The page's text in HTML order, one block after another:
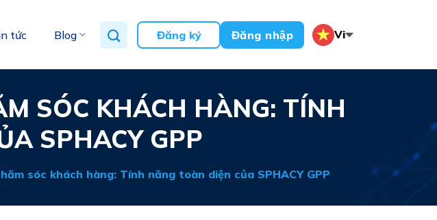
tức Blog Đăng ký Đăng nhập Vi
SÓC KHÁCH HÀNG: TÍNH
SPHACY GPP
sóc khách hàng: Tính năng toàn diện của SPHACY GPP